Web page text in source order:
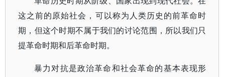
这之前的原始社会，可以称为人类历史的前革命时
期，但这个时期不属于我们的讨论范围，所以我们只
提革命时期和后革命时期。
暴力对抗是政治革命和社会革命的基本表现形